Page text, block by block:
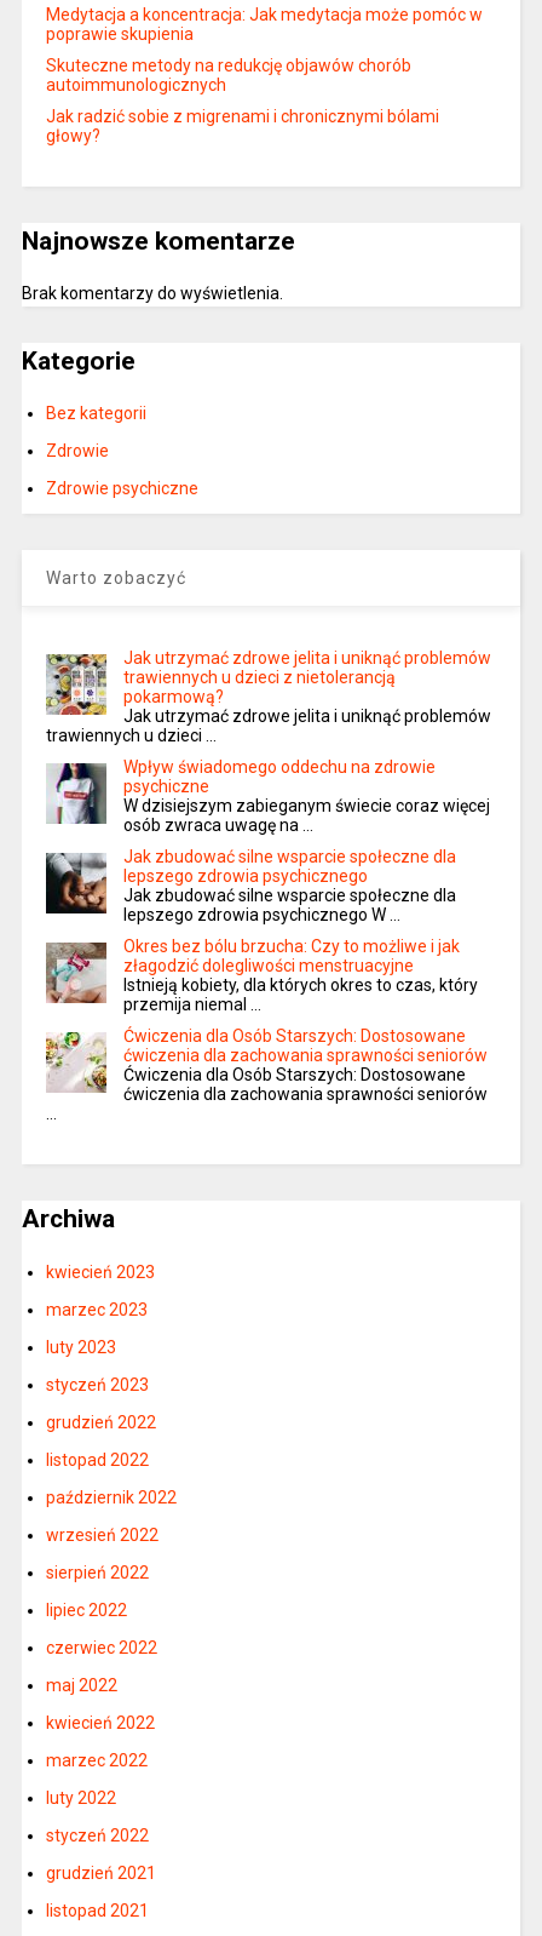
Medytacja a koncentracja: Jak medytacja może pomóc w
poprawie skupienia
Skuteczne metody na redukcję objawów chorób
autoimmunologicznych
Jak radzić sobie z migrenami i chronicznymi bólami
głowy?
Najnowsze komentarze
Brak komentarzy do wyświetlenia.
Kategorie
Bez kategorii
Zdrowie
Zdrowie psychiczne
Warto zobaczyć
Jak utrzymać zdrowe jelita i uniknąć problemów
trawiennych u dzieci z nietolerancją
pokarmową?
Jak utrzymać zdrowe jelita i uniknąć problemów
trawiennych u dzieci …
Wpływ świadomego oddechu na zdrowie
psychiczne
W dzisiejszym zabieganym świecie coraz więcej
osób zwraca uwagę na …
Jak zbudować silne wsparcie społeczne dla
lepszego zdrowia psychicznego
Jak zbudować silne wsparcie społeczne dla
lepszego zdrowia psychicznego W …
Okres bez bólu brzucha: Czy to możliwe i jak
złagodzić dolegliwości menstruacyjne
Istnieją kobiety, dla których okres to czas, który
przemija niemal …
Ćwiczenia dla Osób Starszych: Dostosowane
ćwiczenia dla zachowania sprawności seniorów
Ćwiczenia dla Osób Starszych: Dostosowane
ćwiczenia dla zachowania sprawności seniorów
…
Archiwa
kwiecień 2023
marzec 2023
luty 2023
styczeń 2023
grudzień 2022
listopad 2022
październik 2022
wrzesień 2022
sierpień 2022
lipiec 2022
czerwiec 2022
maj 2022
kwiecień 2022
marzec 2022
luty 2022
styczeń 2022
grudzień 2021
listopad 2021